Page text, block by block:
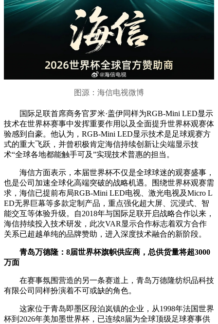
图源：海信电视微博
国际足联首席商务官罗米·盖伊同样为RGB-Mini LED显示
技术在世界杯赛事中发挥重要作用以及全面提升世界杯观赛体
验感到自豪。他认为，RGB-Mini LED显示技术是足球观赛方
式的重大飞跃，并曾积极肯定海信持续创新让尖端显示技
术“全球各地都能触手可及”实现技术普惠的担当。
海信方面表示，本届世界杯不仅是全球球迷的观赛盛事，
也是公司加速全球化高端突破的战略机遇。围绕世界杯观赛需
求，海信已提前布局RGB-Mini LED电视、激光电视及Micro L
ED无界巨幕等多款定制产品，重点强化超大屏、沉浸式、智
能交互等体验升级。自2018年与国际足联开启战略合作以来，
海信持续投入技术研发，此次VAR显示合作标志着双方合作
关系已超越单纯的品牌赞助，进入深度技术融合的新阶段。
青岛万德隆：8届世界杯旗帜供应商，总供货量将超3000
万面
在赛事氛围营造的另一条赛道上，青岛万德隆纺织品科技
有限公司同样扮演着不可或缺的角色。
这家位于青岛即墨区段泊岚镇的企业，从1998年法国世界
杯到2026年美加墨世界杯，已连续8届为全球顶级足球赛事供